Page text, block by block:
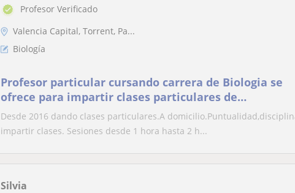
Profesor Verificado
Valencia Capital, Torrent, Pa...
Biología
Profesor particular cursando carrera de Biologia se
ofrece para impartir clases particulares de
Mates,Física,Química Biología y demás asignaturas
relacionadas con Ciencias.Posibilidad de impartir
hasta 1er curso de Carrera
Desde 2016 dando clases particulares.A
impartir clases. Sesiones desde 1 hora hasta 2 h...
Silvia